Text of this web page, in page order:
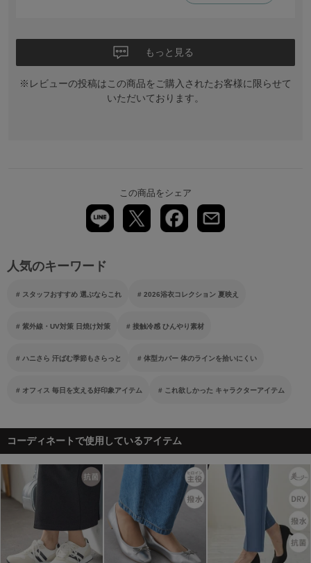
もっと見る
※レビューの投稿はこの商品をご購入されたお客様に限らせて
いただいております。
この商品をシェア
人気のキーワード
スタッフおすすめ 選ぶならこれ 2026浴衣コレクション 夏映え
紫外線・UV対策 日焼け対策 接触冷感 ひんやり素材
ハニさら 汗ばむ季節もさらっと 体型カバー 体のラインを拾いにくい
オフィス 毎日を支える好印象アイテム これ欲しかった キャラクターアイテム
コーディネートで使用しているアイテム